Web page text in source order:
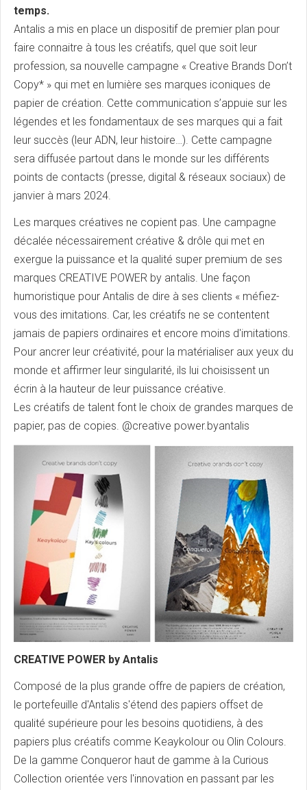
temps.
Antalis a mis en place un dispositif de premier plan pour
faire connaitre à tous les créatifs, quel que soit leur
profession, sa nouvelle campagne « Creative Brands Don’t
Copy* » qui met en lumière ses marques iconiques de
papier de création. Cette communication s’appuie sur les
légendes et les fondamentaux de ses marques qui a fait
leur succès (leur ADN, leur histoire…). Cette campagne
sera diffusée partout dans le monde sur les différents
points de contacts (presse, digital & réseaux sociaux) de
janvier à mars 2024.
Les marques créatives ne copient pas. Une campagne
décalée nécessairement créative & drôle qui met en
exergue la puissance et la qualité super premium de ses
marques CREATIVE POWER by antalis. Une façon
humoristique pour Antalis de dire à ses clients « méfiez-
vous des imitations. Car, les créatifs ne se contentent
jamais de papiers ordinaires et encore moins d'imitations.
Pour ancrer leur créativité, pour la matérialiser aux yeux du
monde et affirmer leur singularité, ils lui choisissent un
écrin à la hauteur de leur puissance créative.
Les créatifs de talent font le choix de grandes marques de
papier, pas de copies. @creative power.byantalis
CREATIVE POWER by Antalis
Composé de la plus grande offre de papiers de création,
le portefeuille d'Antalis s'étend des papiers offset de
qualité supérieure pour les besoins quotidiens, à des
papiers plus créatifs comme Keaykolour ou Olin Colours.
De la gamme Conqueror haut de gamme à la Curious
Collection orientée vers l'innovation en passant par les